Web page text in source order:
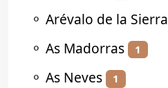
⚬ Arévalo de la Sierra
⚬ As Madorras 1
⚬ As Neves 1